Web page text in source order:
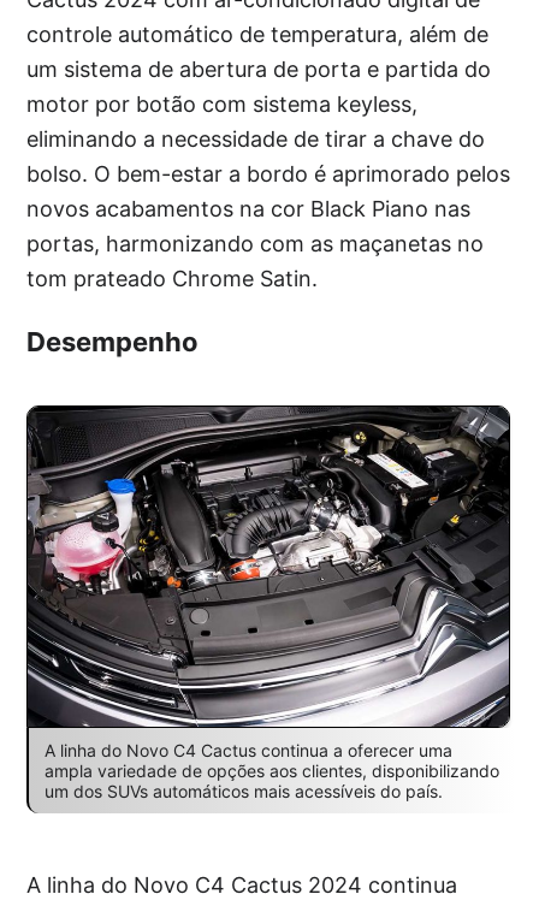
controle automático de temperatura, além de
um sistema de abertura de porta e partida do
motor por botão com sistema keyless,
eliminando a necessidade de tirar a chave do
bolso. O bem-estar a bordo é aprimorado pelos
novos acabamentos na cor Black Piano nas
portas, harmonizando com as maçanetas no
tom prateado Chrome Satin.
Desempenho
A linha do Novo C4 Cactus continua a oferecer uma
ampla variedade de opções aos clientes, disponibilizando
um dos SUVs automáticos mais acessíveis do país.
A linha do Novo C4 Cactus 2024 continua